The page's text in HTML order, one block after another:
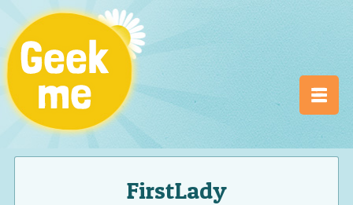
FirstLady